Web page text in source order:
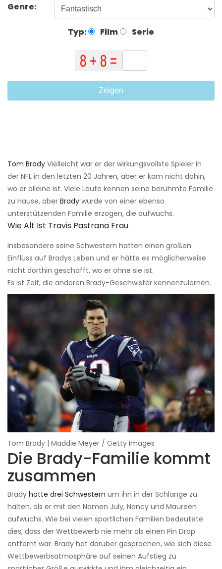
Genre:
Typ: Film Serie
Zeigen
Tom Brady Vielleicht war er der wirkungsvollste Spieler in
der NFL in den letzten 20 Jahren, aber er kam nicht dahin,
wo er alleine ist. Viele Leute kennen seine berühmte Familie
zu Hause, aber Brady wurde von einer ebenso
unterstützenden Familie erzogen, die aufwuchs.
Wie Alt Ist Travis Pastrana Frau
Insbesondere seine Schwestern hatten einen großen
Einfluss auf Bradys Leben und er hätte es möglicherweise
nicht dorthin geschafft, wo er ohne sie ist.
Es ist Zeit, die anderen Brady-Geschwister kennenzulernen.
Tom Brady | Maddie Meyer / Getty Images
Die Brady-Familie kommt
zusammen
Brady hatte drei Schwestern um ihn in der Schlange zu
halten, als er mit den Namen July, Nancy und Maureen
aufwuchs. Wie bei vielen sportlichen Familien bedeutete
dies, dass der Wettbewerb nie mehr als einen Pin Drop
entfernt war. Brady hat darüber gesprochen, wie sich diese
Wettbewerbsatmosphäre auf seinen Aufstieg zu